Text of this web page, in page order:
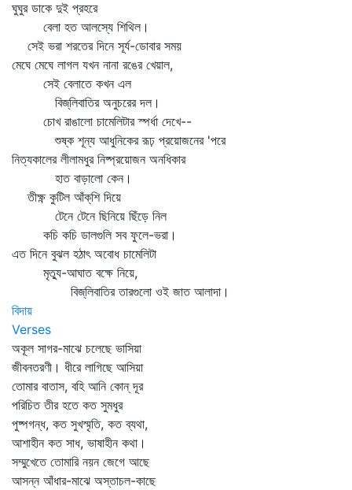
ঘুঘুর ডাকে দুই প্রহরে
বেলা হত আলস্যে শিথিল।
সেই ভরা শরতের দিনে সূর্য-ডোবার সময়
মেঘে মেঘে লাগল যখন নানা রঙের খেয়াল,
সেই বেলাতে কখন এল
বিজ্‌লিবাতির অনুচরের দল।
চোখ রাঙালো চামেলিটার স্পর্ধা দেখে--
শুষ্ক শূন্য আধুনিকের রূঢ় প্রয়োজনের 'পরে
নিত্যকালের লীলামধুর নিষ্প্রয়োজন অনধিকার
হাত বাড়ালো কেন।
তীক্ষ্ণ কুটিল আঁক্‌শি দিয়ে
টেনে টেনে ছিনিয়ে ছিঁড়ে নিল
কচি কচি ডালগুলি সব ফুলে-ভরা।
এত দিনে বুঝল হঠাৎ অবোধ চামেলিটা
মৃত্যু-আঘাত বক্ষে নিয়ে,
বিজ্‌লিবাতির তারগুলো ওই জাত আলাদা।
বিদায়
Verses
অকূল সাগর-মাঝে চলেছে ভাসিয়া
জীবনতরণী। ধীরে লাগিছে আসিয়া
তোমার বাতাস, বহি আনি কোন্‌ দূর
পরিচিত তীর হতে কত সুমধুর
পুষ্পগন্ধ, কত সুখস্মৃতি, কত ব্যথা,
আশাহীন কত সাধ, ভাষাহীন কথা।
সম্মুখেতে তোমারি নয়ন জেগে আছে
আসন্ন আঁধার-মাঝে অস্তাচল-কাছে